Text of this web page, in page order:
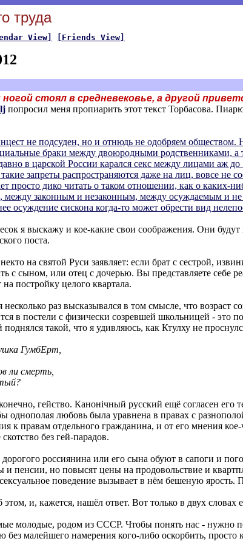
труда
View] [Friends View]
стоял в средневековье, а другой
попросил меня пропиарить этот текст Торбасова.
не подсуден, но и отнюдь не одобряем обществом.
браки между двоюродными родственниками,
в царской России карался секс между лицами аж
запреты распространяются даже на лиц, вовсе не
просто дико читать о таком отношении, как о каких-
между законным и незаконным, между осуждаемым и
осуждение сискона когда-то может обрести вид
я выскажу и кое-какие свои соображения. Они
поста.
на святой Руси заявляет: если брат с сестрой,
с сыном, или отец с дочерью. Вы представляете
постройку целого квартала.
раз высказывался в том смысле, что
в постели с физически созревшей школьницей - это
такой, что я удивляюсь, как Ктулху не
ГумбЕрт,
ли смерть,
гейство. Канонiчный русский ещё согласен его
однополая любовь была уравнена в правах с
к правам отдельного гражданина, и от его мнения
без гей-парадов.
россиянина или его сына обуют в сапоги и
и пенсии, но повысят цены на продовольствие и
поведение вызывает в нём бешеную ярость.
и, кажется, нашёл ответ. Вот только в двух
молодые, родом из СССР. Чтобы понять нас - нужно
без малейшего намерения кого-либо оскорбить, просто